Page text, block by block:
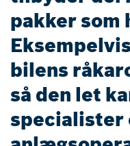
pakker
bilens
så den let